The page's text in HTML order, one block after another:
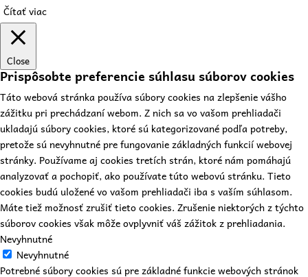
Čítať viac
Close
Prispôsobte preferencie súhlasu súborov cookies
Táto webová stránka používa súbory cookies na zlepšenie vášho
zážitku pri prechádzaní webom. Z nich sa vo vašom prehliadači
ukladajú súbory cookies, ktoré sú kategorizované podľa potreby,
pretože sú nevyhnutné pre fungovanie základných funkcií webovej
stránky. Používame aj cookies tretích strán, ktoré nám pomáhajú
analyzovať a pochopiť, ako používate túto webovú stránku. Tieto
cookies budú uložené vo vašom prehliadači iba s vaším súhlasom.
Máte tiež možnosť zrušiť tieto cookies. Zrušenie niektorých z týchto
súborov cookies však môže ovplyvniť váš zážitok z prehliadania.
Nevyhnutné
Nevyhnutné
Potrebné súbory cookies sú pre základné funkcie webových stránok